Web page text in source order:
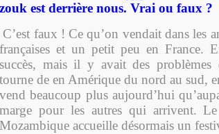
zouk est derrière nous. Vrai ou faux ?
C’est faux ! Ce qu’on vendait dans les
françaises et un petit peu en France.
succès, mais il y avait des problèmes
tourne de en Amérique du nord au sud,
vend beaucoup plus aujourd’hui
marge pour les autres qui arrivent.
Mozambique accueille désormais un